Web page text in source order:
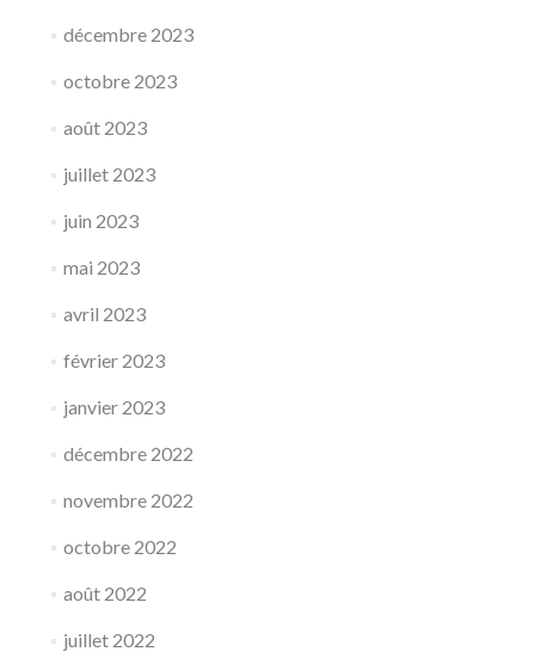
décembre 2023
octobre 2023
août 2023
juillet 2023
juin 2023
mai 2023
avril 2023
février 2023
janvier 2023
décembre 2022
novembre 2022
octobre 2022
août 2022
juillet 2022